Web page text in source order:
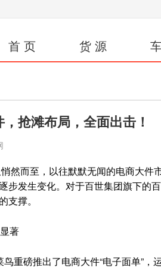
首 页 货 源
抢滩布局，全面出击！
然而至，以往默默无闻的电商大件
步发生变化。对于百世集团旗下的
支撑。
著
重磅推出了电商大件“电子面单”